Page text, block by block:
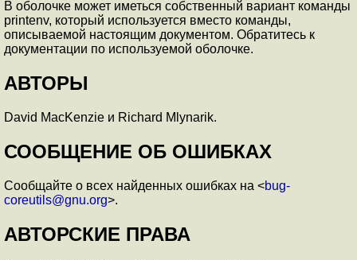
В оболочке может иметься собственный вариант команды
printenv, который используется вместо команды,
описываемой настоящим документом. Обратитесь к
документации по используемой оболочке.
АВТОРЫ
David MacKenzie и Richard Mlynarik.
СООБЩЕНИЕ ОБ ОШИБКАХ
Сообщайте о всех найденных ошибках на <bug-
coreutils@gnu.org>.
АВТОРСКИЕ ПРАВА